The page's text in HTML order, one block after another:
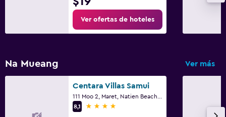
Ver ofertas de hoteles
Na Mueang Ver más
Centara Villas Samui
8,1
4 estrellas